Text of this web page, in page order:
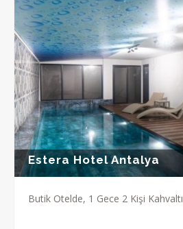
Estera Hotel Antalya
Butik Otelde, 1 Gece 2 Kişi